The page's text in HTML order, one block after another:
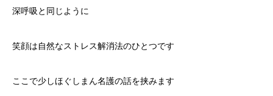
深呼吸と同じように
笑顔は自然なストレス解消法のひとつです
ここで少しほぐしまん名護の話を挟みます